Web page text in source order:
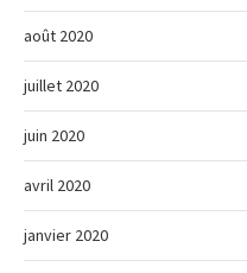
août 2020
juillet 2020
juin 2020
avril 2020
janvier 2020